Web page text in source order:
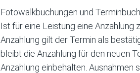
Fotowalkbuchungen und
Ist für eine Leistung eine Anzahlung
Anzahlung gilt der Termin als
bleibt die Anzahlung für den neuen
Anzahlung einbehalten. Ausnahmen